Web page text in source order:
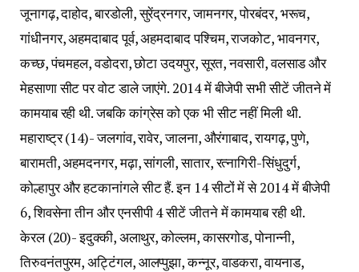
जूनागढ़, दाहोद, बारडोली, सुरेंद्रनगर, जामनगर, पोरबंदर, भरूच,
गांधीनगर, अहमदाबाद पूर्व, अहमदाबाद पश्चिम, राजकोट, भावनगर,
कच्छ, पंचमहल, वडोदरा, छोटा उदयपुर, सूरत, नवसारी, वलसाड और
मेहसाणा सीट पर वोट डाले जाएंगे. 2014 में बीजेपी सभी सीटें जीतने में
कामयाब रही थी. जबकि कांग्रेस को एक भी सीट नहीं मिली थी.
महाराष्ट्र (14)- जलगांव, रावेर, जालना, औरंगाबाद, रायगढ़, पुणे,
बारामती, अहमदनगर, मढ़ा, सांगली, सातार, रत्नागिरी-सिंधुदुर्ग,
कोल्हापुर और हटकानांगले सीट हैं. इन 14 सीटों में से 2014 में बीजेपी
6, शिवसेना तीन और एनसीपी 4 सीटें जीतने में कामयाब रही थी.
केरल (20)- इदुक्की, अलाथुर, कोल्लम, कासरगोड, पोनान्नी,
तिरुवनंतपुरम, अट्टिंगल, आलप्पुझा, कन्नूर, वाडकरा, वायनाड,